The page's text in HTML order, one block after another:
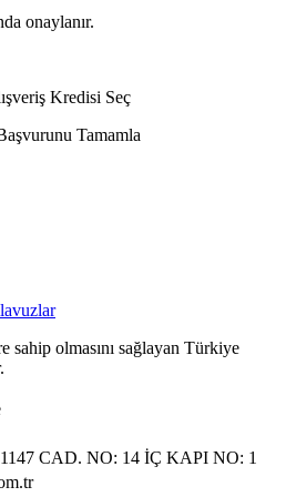
onaylanır.
Kredisi Seç
Tamamla
sahip olmasını sağlayan Türkiye
CAD. NO: 14 İÇ KAPI NO: 1